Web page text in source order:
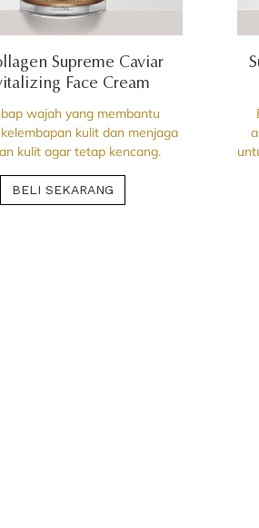
Supreme Caviar
Face Cream
wajah yang membantu
kulit dan menjaga
kulit agar tetap kencang.
BELI SEKARANG